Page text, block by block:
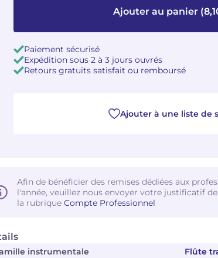
instrumentale
Flûte
Ajouter au panier
Paiement sécurisé
Expédition sous 2 à 3 jours ouvrés
Retours gratuits satisfait ou remboursé
Ajouter à une liste de
Afin de bénéficier des remises dédiées aux
l'année, veuillez nous envoyer votre justificatif
la rubrique Compte Professionnel